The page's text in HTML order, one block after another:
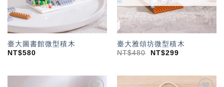
臺大圖書館微型積木
NT$580
臺大雅頌坊微型積木
NT$480 NT$299